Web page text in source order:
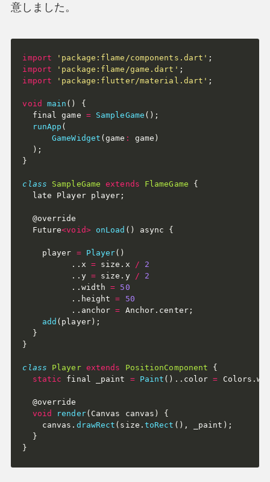
意しました。
import 'package:flame/components.dart' ;
import
'package:flame/game.dart' ;
import
'package:flutter/material.dart' ;
void main ( )
{
  final game
= SampleGame ( ) ;
runApp (
GameWidget (game : game )
) ;
}
class SampleGame extends FlameGame
{
  late Player player
;
  @override
  Future
<void> onLoad ( ) async {
    player
= Player( )
. . x = size . x /
2
. . y = size . y /
2
. . width = 50
. . height =
50
. . anchor = Anchor . center;
add ( player) ;
}
}
class Player extends PositionComponent
{
static final _paint = Paint ( ) . . color = Colors .
  @override
void
render( Canvas canvas )
{
    canvas
. drawRect ( size . toRect ( ) , _paint ) ;
}
}